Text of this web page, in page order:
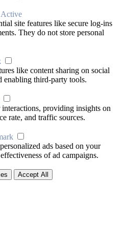
site features like secure log-ins
They do not store personal
like content sharing on social
enabling third-party tools.
providing insights on
rate, and traffic sources.
ads based on your
of ad campaigns.
Accept All